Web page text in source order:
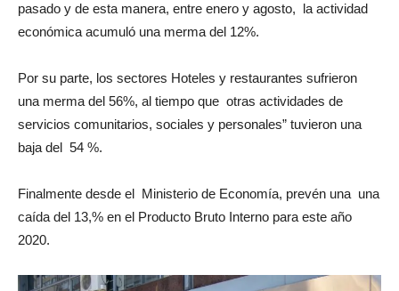
pasado y de esta manera, entre enero y agosto, la actividad
económica acumuló una merma del 12%.
Por su parte, los sectores Hoteles y restaurantes sufrieron
una merma del 56%, al tiempo que otras actividades de
servicios comunitarios, sociales y personales” tuvieron una
baja del 54 %.
Finalmente desde el Ministerio de Economía, prevén una una
caída del 13,% en el Producto Bruto Interno para este año
2020.